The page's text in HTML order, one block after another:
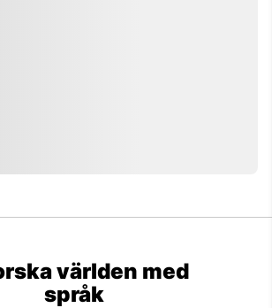
världen med
språk